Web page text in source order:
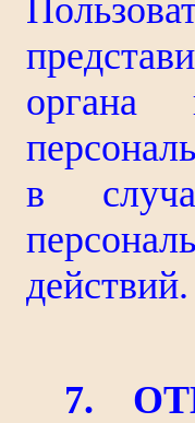
органа
в
действий.
7.